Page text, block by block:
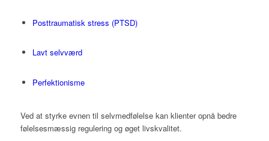
Posttraumatisk stress (PTSD)
Lavt selvværd
Perfektionisme
Ved at styrke evnen til selvmedfølelse kan klienter opnå bedre
følelsesmæssig regulering og øget livskvalitet.